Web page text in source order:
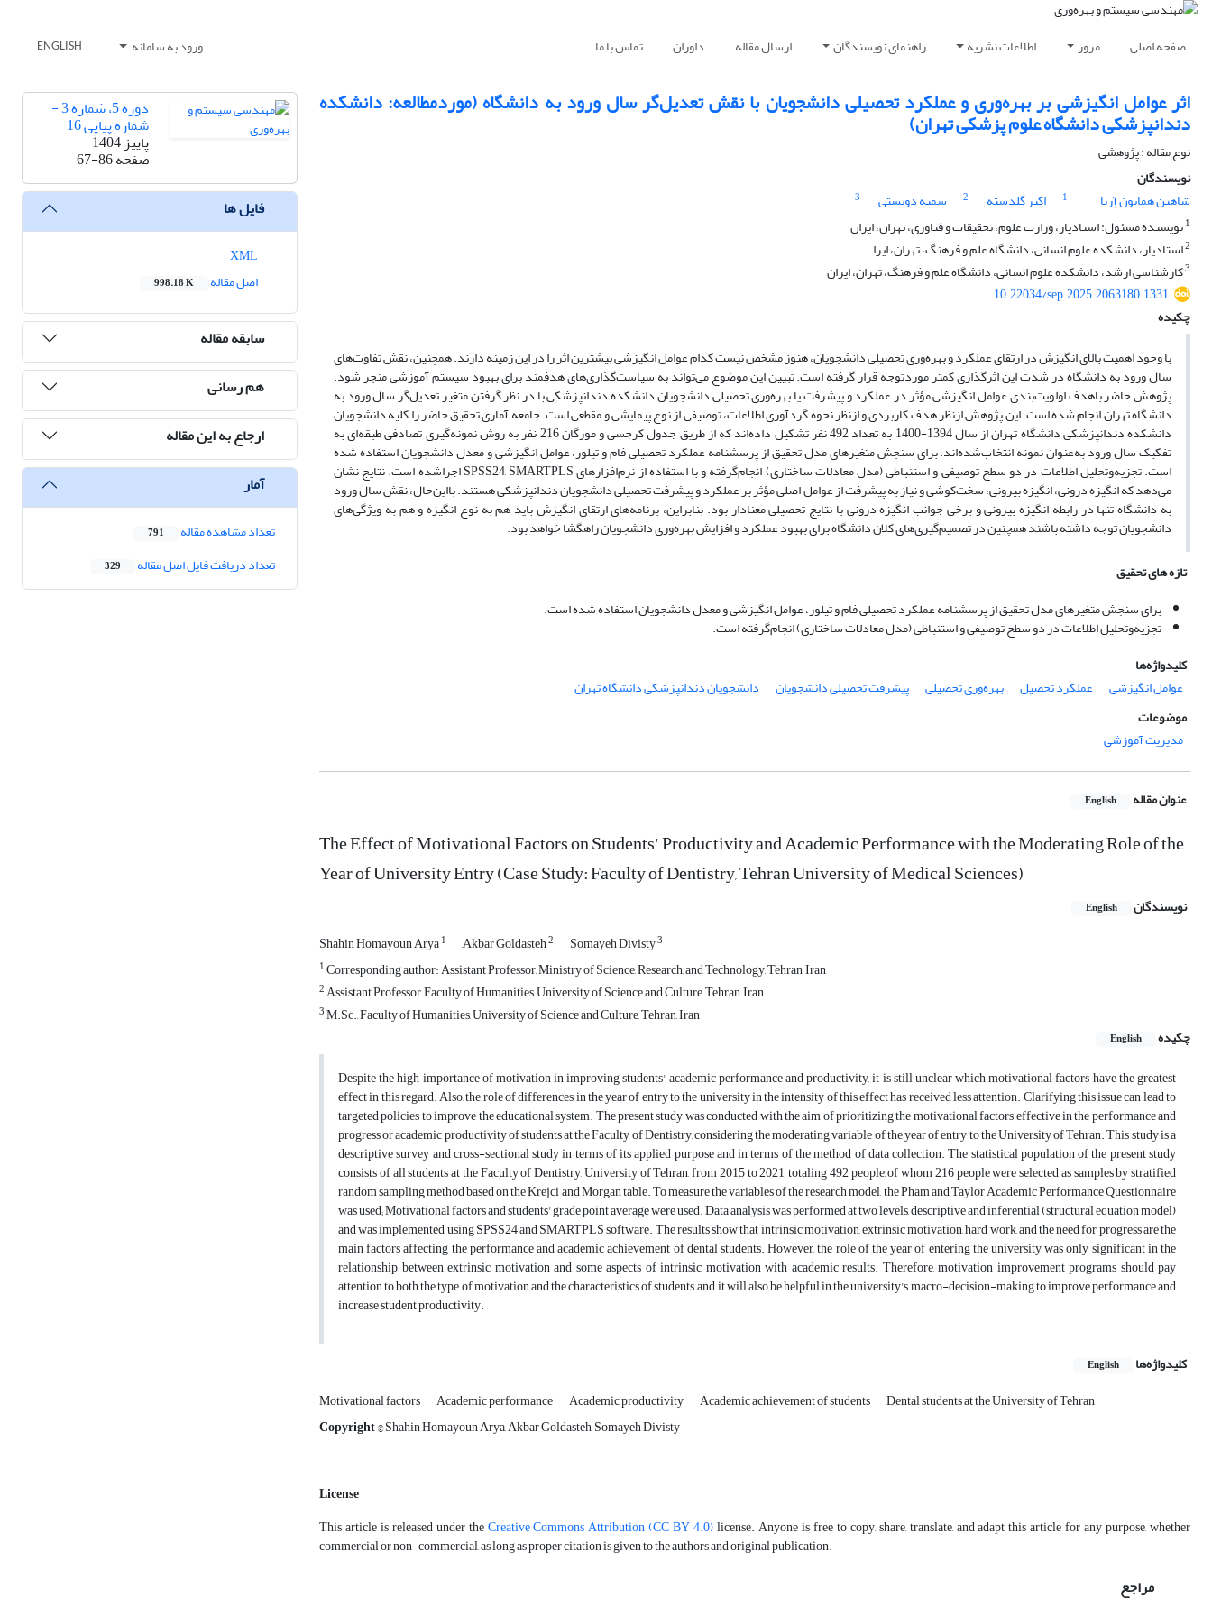
صفحه اصلی مرور اطلاعات نشریه راهنمای نویسندگان ارسال مقاله داوران تماس با ما ورود به سامانه ENGLISH
اثر عوامل انگیزشی بر بهره‌وری و عملکرد تحصیلی دانشجویان با نقش تعدیل‌گر سال ورود به دانشگاه (موردمطالعه: دانشکده
دندانپزشکی دانشگاه علوم پزشکی تهران)
نوع مقاله : پژوهشی
نویسندگان
شاهین همایون آریا
1 اکبر گلدسته 2 سمیه دویستی
3
1نویسنده مسئول: استادیار، وزارت علوم، تحقیقات و فناوری، تهران، ایران
2استادیار، دانشکده علوم انسانی، دانشگاه علم و فرهنگ، تهران، ایرا
3کارشناسی ارشد، دانشکده علوم انسانی، دانشگاه علم و فرهنگ، تهران، ایران
10.22034/sep.2025.2063180.1331
چکیده
با وجود اهمیت بالای انگیزش در ارتقای عملکرد و بهره‌وری تحصیلی دانشجویان، هنوز مشخص نیست کدام عوامل انگیزشی بیشترین اثر را در این زمینه دارند. همچنین، نقش تفاوت‌های
سال ورود به دانشگاه در شدت این اثرگذاری کمتر موردتوجه قرار گرفته است. تبیین این موضوع می‌تواند به سیاست‌گذاری‌های هدفمند برای بهبود سیستم آموزشی منجر شود.
پژوهش حاضر باهدف اولویت‌بندی عوامل انگیزشی مؤثر در عملکرد و پیشرفت یا بهره‌وری تحصیلی دانشجویان دانشکده دندانپزشکی با در نظر گرفتن متغیر تعدیل‌گر سال ورود به
دانشگاه تهران انجام شده است. این پژوهش ازنظر هدف کاربردی و ازنظر نحوه گردآوری اطلاعات، توصیفی از نوع پیمایشی و مقطعی است. جامعه آماری تحقیق حاضر را کلیه دانشجویان
دانشکده دندانپزشکی دانشگاه تهران از سال 1394-1400 به تعداد 492 نفر تشکیل داده‌اند که از طریق جدول کرجسی و مورگان 216 نفر به روش نمونه‌گیری تصادفی طبقه‌ای به
تفکیک سال ورود به‌عنوان نمونه انتخاب‌شده‌اند. برای سنجش متغیرهای مدل تحقیق از پرسشنامه عملکرد تحصیلی فام و تیلور، عوامل انگیزشی و معدل دانشجویان استفاده شده
است. تجزیه‌وتحلیل اطلاعات در دو سطح توصیفی و استنباطی (مدل معادلات ساختاری) انجام‌گرفته و با استفاده از نرم‌افزارهای SPSS24, SMARTPLS اجراشده است. نتایج نشان
می‌دهد که انگیزه درونی، انگیزه بیرونی، سخت‌کوشی و نیاز به پیشرفت از عوامل اصلی مؤثر بر عملکرد و پیشرفت تحصیلی دانشجویان دندانپزشکی هستند. بااین‌حال، نقش سال ورود
به دانشگاه تنها در رابطه انگیزه بیرونی و برخی جوانب انگیزه درونی با نتایج تحصیلی معنادار بود. بنابراین، برنامه‌های ارتقای انگیزش باید هم به نوع انگیزه و هم به ویژگی‌های
دانشجویان توجه داشته باشند همچنین در تصمیم‌گیری‌های کلان دانشگاه برای بهبود عملکرد و افزایش بهره‌وری دانشجویان راهگشا خواهد بود.
تازه های تحقیق
برای سنجش متغیرهای مدل تحقیق از پرسشنامه عملکرد تحصیلی فام و تیلور، عوامل انگیزشی و معدل دانشجویان استفاده شده است.
تجزیه‌وتحلیل اطلاعات در دو سطح توصیفی و استنباطی (مدل معادلات ساختاری) انجام‌گرفته است.
کلیدواژه‌ها
عوامل انگیزشی
عملکرد تحصیل بهره‌وری تحصیلی پیشرفت تحصیلی دانشجویان
دانشجویان دندانپزشکی دانشگاه تهران
موضوعات
مدیریت آموزشی
عنوان مقاله English
The Effect of Motivational Factors on Students' Productivity and Academic Performance with the Moderating Role of the
Year of University Entry (Case Study: Faculty of Dentistry, Tehran University of Medical Sciences)
نویسندگان English
Shahin Homayoun Arya1 َAkbar Goldasteh2 Somayeh Divisty3
1Corresponding author: Assistant Professor, Ministry of Science, Research, and Technology, Tehran, Iran
2Assistant Professor, Faculty of Humanities, University of Science and Culture, Tehran, Iran
3M.Sc., Faculty of Humanities, University of Science and Culture, Tehran, Iran
چکیده
English
Despite the high importance of motivation in improving students' academic performance and productivity, it is still unclear which motivational factors have the greatest
effect in this regard. Also, the role of differences in the year of entry to the university in the intensity of this effect has received less attention. Clarifying this issue can lead to
targeted policies to improve the educational system. The present study was conducted with the aim of prioritizing the motivational factors effective in the performance and
progress or academic productivity of students at the Faculty of Dentistry, considering the moderating variable of the year of entry to the University of Tehran. This study is a
descriptive survey and cross-sectional study in terms of its applied purpose and in terms of the method of data collection. The statistical population of the present study
consists of all students at the Faculty of Dentistry, University of Tehran, from 2015 to 2021, totaling 492 people, of whom 216 people were selected as samples by stratified
random sampling method based on the Krejci and Morgan table. To measure the variables of the research model, the Pham and Taylor Academic Performance Questionnaire
was used; Motivational factors and students' grade point average were used. Data analysis was performed at two levels, descriptive and inferential (structural equation model)
and was implemented using SPSS24 and SMARTPLS software. The results show that intrinsic motivation, extrinsic motivation, hard work, and the need for progress are the
main factors affecting the performance and academic achievement of dental students. However, the role of the year of entering the university was only significant in the
relationship between extrinsic motivation and some aspects of intrinsic motivation with academic results. Therefore, motivation improvement programs should pay
attention to both the type of motivation and the characteristics of students, and it will also be helpful in the university's macro-decision-making to improve performance and
increase student productivity.
کلیدواژه‌ها English
Motivational factors Academic performance Academic productivity Academic achievement of students
Dental students at the University of Tehran
Copyright© Shahin Homayoun Arya, Akbar Goldasteh, Somayeh Divisty
License
This article is released under theCreative Commons Attribution (CC BY 4.0)license. Anyone is free to copy, share, translate, and adapt this article for any purpose, whether
commercial or non-commercial, as long as proper citation is given to the authors and original publication.
مراجع
دوره 5، شماره 3 -
شماره پیاپی 16
پاییز 1404
صفحه67-86
فایل ها
اصل مقاله
998.18 K
سابقه مقاله
هم رسانی
ارجاع به این مقاله
آمار
تعداد مشاهده مقاله 791
تعداد دریافت فایل اصل مقاله 329